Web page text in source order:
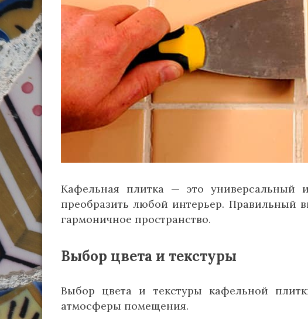
Кафельная плитка — это универсальный
преобразить любой интерьер. Правильный
гармоничное пространство.
Выбор цвета и текстуры
Выбор цвета и текстуры кафельной
атмосферы помещения.